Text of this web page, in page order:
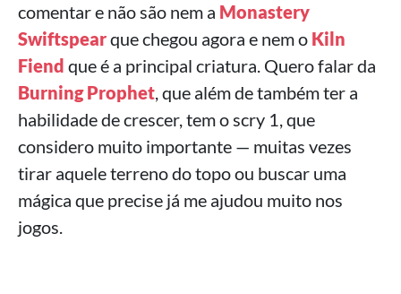
comentar e não são nem a Monastery
Swiftspearque chegou agora e nem o Kiln
Fiend que é a principal criatura. Quero falar da
Burning Prophet, que além de também ter a
habilidade de crescer, tem o scry 1, que
considero muito importante — muitas vezes
tirar aquele terreno do topo ou buscar uma
mágica que precise já me ajudou muito nos
jogos.